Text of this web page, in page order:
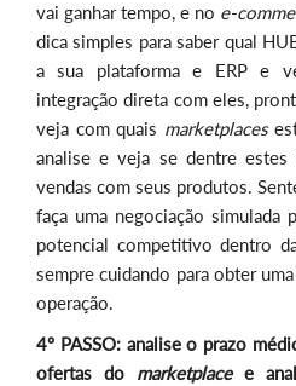
vai ganhar tempo, e no e-
dica simples para saber qual
a sua plataforma e ERP e
integração direta com eles,
veja com quais marketplaces
analise e veja se dentre
vendas com seus produtos.
faça uma negociação simulada
potencial competitivo dentro
sempre cuidando para obter
operação.
4º PASSO: analise o prazo
ofertas do marketplacee